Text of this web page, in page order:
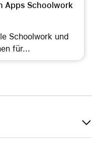
Apps Schoolwork
Schoolwork und
für...